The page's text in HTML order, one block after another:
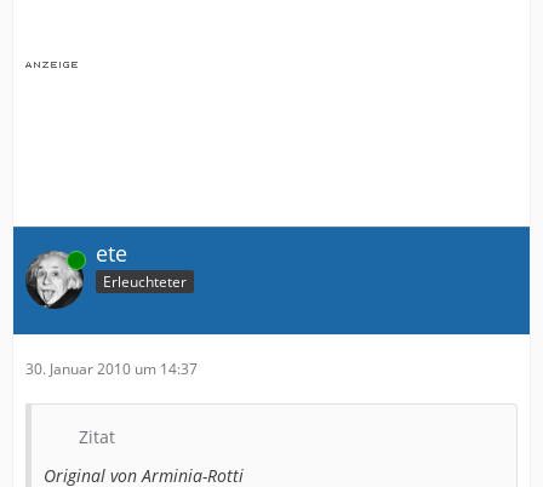
Online ete
Erleuchteter
30. Januar 2010 um 14:37
Zitat
Original von Arminia-Rotti